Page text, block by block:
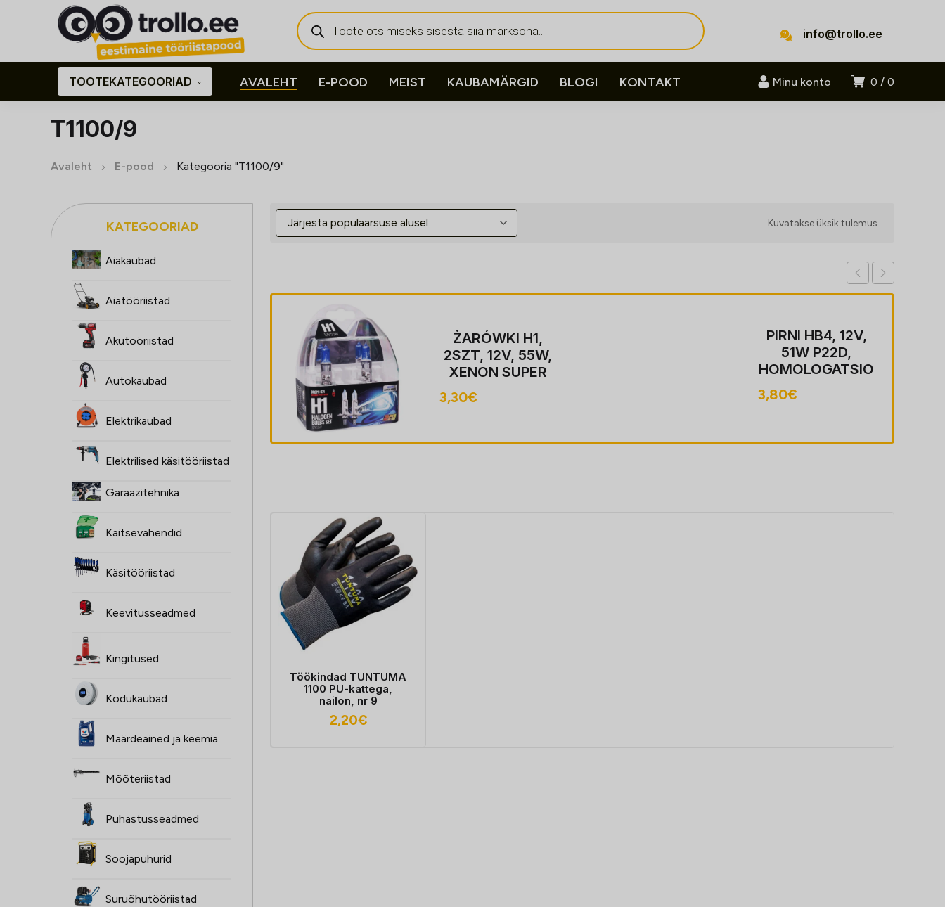
Products
search
info@trollo.ee
0 0
Minu konto
TOOTEKATEGOORIAD AVALEHT E-POOD MEIST KAUBAMÄRGID BLOGI KONTAKT
T1100/9
Avaleht E-pood Kategooria "T1100/9"
KATEGOORIAD
Aiakaubad
Aiatööriistad
Akutööriistad
Autokaubad
Elektrikaubad
Elektrilised käsitööriistad
Garaazitehnika
Kaitsevahendid
Käsitööriistad
Keevitusseadmed
Kingitused
Kodukaubad
Määrdeained ja keemia
Mõõteriistad
Puhastusseadmed
Soojapuhurid
Suruõhutööriistad
Kuvatakse üksik tulemus
ŻARÓWKI H4,
SUPER valge
HOMOLOGACJA
ŻARÓWKI H1,
2SZT, 12V, 55W,
XENON SUPER
valge P14,5S,
4000K,
3,30€
PIRNI HB4, 12V,
51W P22D,
HOMOLOGATSIO
3,80€
Töökindad TUNTUMA
1100 PU-kattega,
nailon, nr 9
2,20€